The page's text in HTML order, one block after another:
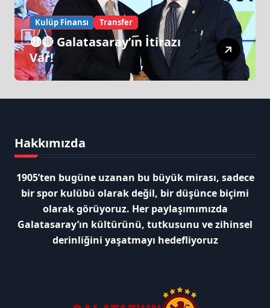
Kulüp Finansı Transfer
🟡🔴 Galatasaray’ın İtirazı
Var!
Hakkımızda
1905’ten bugüne uzanan bu büyük mirası, sadece
bir spor kulübü olarak değil, bir düşünce biçimi
olarak görüyoruz. Her paylaşımımızda
Galatasaray’ın kültürünü, tutkusunu ve zihinsel
derinliğini yaşatmayı hedefliyoruz